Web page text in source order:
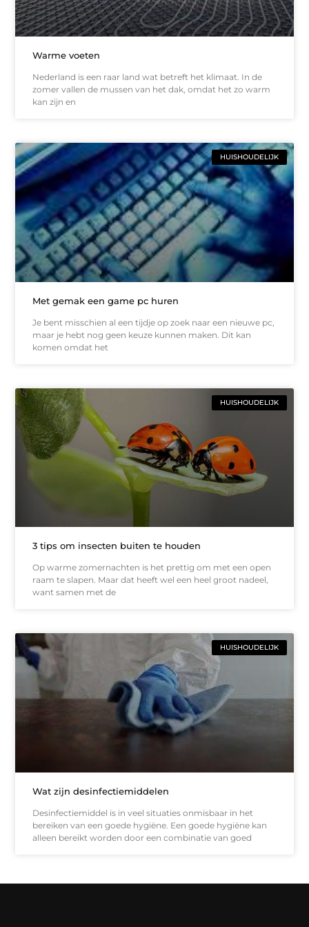
Warme voeten
Nederland is een raar land wat betreft het klimaat. In de
zomer vallen de mussen van het dak, omdat het zo warm
kan zijn en
HUISHOUDELIJK
Met gemak een game pc huren
Je bent misschien al een tijdje op zoek naar een nieuwe pc,
maar je hebt nog geen keuze kunnen maken. Dit kan
komen omdat het
HUISHOUDELIJK
3 tips om insecten buiten te houden
Op warme zomernachten is het prettig om met een open
raam te slapen. Maar dat heeft wel een heel groot nadeel,
want samen met de
HUISHOUDELIJK
Wat zijn desinfectiemiddelen
Desinfectiemiddel is in veel situaties onmisbaar in het
bereiken van een goede hygiëne. Een goede hygiëne kan
alleen bereikt worden door een combinatie van goed